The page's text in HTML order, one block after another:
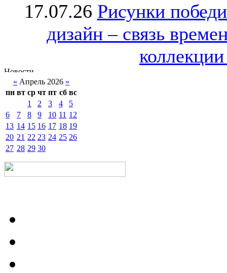
17.07.26 Рисунки
дизайн – связь
« Апрель 2026 »
пн вт ср чт пт сб вс
1
2 3 4
5
6
7 8 9 10 11 12
13 14 15 16 17 18 19
20 21 22 23 24 25 26
27 28 29 30